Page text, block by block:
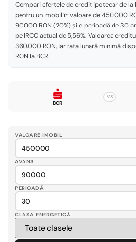
Compari ofertele de credit ipotecar de la
pentru un imobil în valoare de 450.000
90.000 RON (20%) și o perioadă de 30
pe IRCC actual de 5,56%. Valoarea
360.000 RON, iar rata lunară minimă
RON la BCR.
BCR
VS
VALOARE IMOBIL
AVANS
PERIOADĂ
CLASA ENERGETICĂ